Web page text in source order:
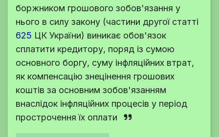
боржником грошового зобов'язання у
нього в силу закону (частини другої статті
625 ЦК України) виникає обов'язок
сплатити кредитору, поряд із сумою
основного боргу, суму інфляційних втрат,
як компенсацію знецінення грошових
коштів за основним зобов'язанням
внаслідок інфляційних процесів у період
прострочення їх оплати